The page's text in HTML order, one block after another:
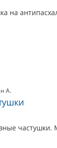
на
А.
частушки.